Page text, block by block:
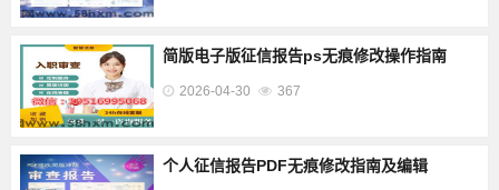
简版电子版征信报告ps无痕修改操作指南
2026-04-30 367
个人征信报告PDF无痕修改指南及编辑